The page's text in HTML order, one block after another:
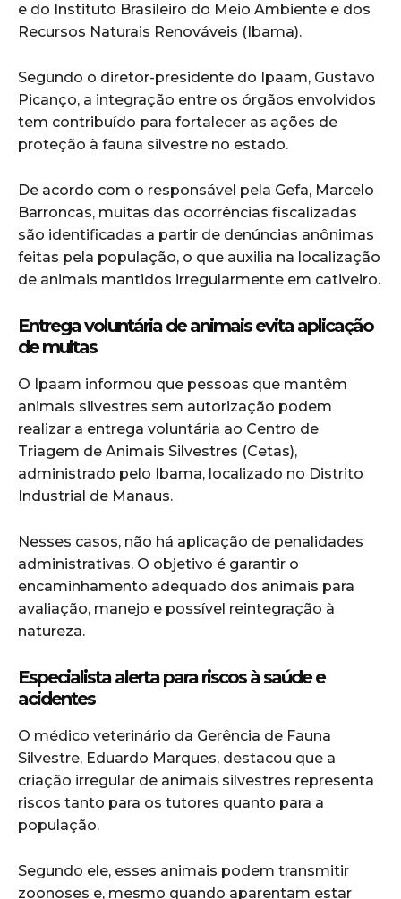
e do Instituto Brasileiro do Meio Ambiente e dos
Recursos Naturais Renováveis (Ibama).
Segundo o diretor-presidente do Ipaam, Gustavo
Picanço, a integração entre os órgãos envolvidos
tem contribuído para fortalecer as ações de
proteção à fauna silvestre no estado.
De acordo com o responsável pela Gefa, Marcelo
Barroncas, muitas das ocorrências fiscalizadas
são identificadas a partir de denúncias anônimas
feitas pela população, o que auxilia na localização
de animais mantidos irregularmente em cativeiro.
Entrega voluntária de animais evita aplicação
de multas
O Ipaam informou que pessoas que mantêm
animais silvestres sem autorização podem
realizar a entrega voluntária ao Centro de
Triagem de Animais Silvestres (Cetas),
administrado pelo Ibama, localizado no Distrito
Industrial de Manaus.
Nesses casos, não há aplicação de penalidades
administrativas. O objetivo é garantir o
encaminhamento adequado dos animais para
avaliação, manejo e possível reintegração à
natureza.
Especialista alerta para riscos à saúde e
acidentes
O médico veterinário da Gerência de Fauna
Silvestre, Eduardo Marques, destacou que a
criação irregular de animais silvestres representa
riscos tanto para os tutores quanto para a
população.
Segundo ele, esses animais podem transmitir
zoonoses e, mesmo quando aparentam estar